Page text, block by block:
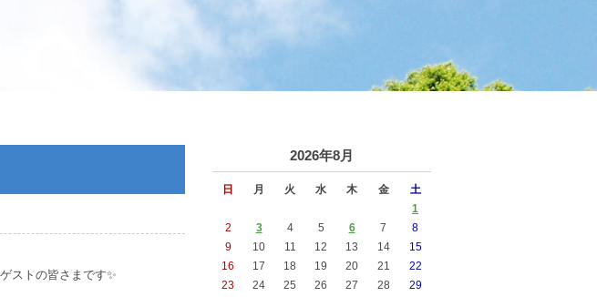
ストの皆さまです✨
2026年8月
日 月 火 水 木 金 土
1
2
3 4 5 6 7
8
9
10 11 12 13 14
15
16
17 18 19 20 21
22
23
24 25 26 27 28
29